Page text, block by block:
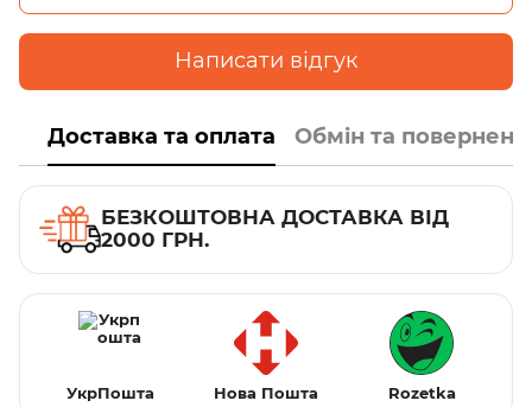
Написати відгук
Доставка та оплата Обмін та
БЕЗКОШТОВНА ДОСТАВКА ВІД
2000 ГРН.
УкрПошта Нова Пошта Rozetka